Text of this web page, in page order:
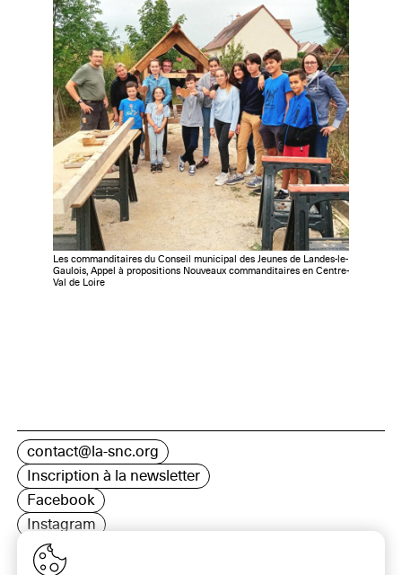
Les commanditaires du Conseil municipal des Jeunes de Landes-le-
Gaulois, Appel à propositions Nouveaux commanditaires en Centre-
Val de Loire
contact@la-snc.org
Inscription à la newsletter
Facebook
Instagram
LinkedIn